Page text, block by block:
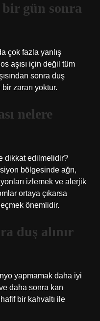
bir gün sonra
çok fazla yanlış
aşısı için değil tüm
sonra duş
zararı yoktur.
nelere
dikkat edilmelidir?
bölgesinde ağrı,
izlemek ve alerjik
ortaya çıkarsa
önemlidir.
duş alınır
yapmamak daha iyi
daha sonra kan
bir kahvaltı ile